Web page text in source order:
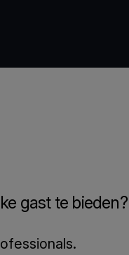
gast te bieden?